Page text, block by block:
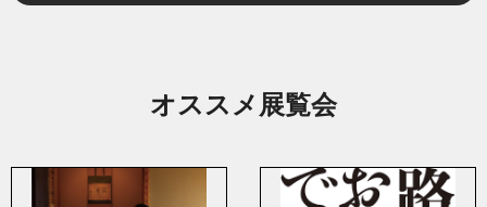
オススメ展覧会